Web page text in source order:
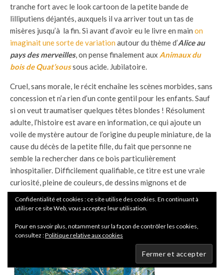
tranche fort avec le look cartoon de la petite bande de
lilliputiens déjantés, auxquels il va arriver tout un tas de
misères jusqu’à la fin. Si avant d’avoir eu le livre en main on
imaginait une sorte de variation autour du thème d’Alice au
pays des merveilles, on pense finalement aux Animaux du
bois de Quat’soussous acide. Jubilatoire.
Cruel, sans morale, le récit enchaîne les scènes morbides, sans
concession et n’a rien d’un conte gentil pour les enfants. Sauf
si on veut traumatiser quelques têtes blondes ! Résolument
adulte, l’histoire est avare en information, ce qui ajoute un
voile de mystère autour de l’origine du peuple miniature, de la
cause du décès de la petite fille, du fait que personne ne
semble la rechercher dans ce bois particulièrement
inhospitalier. Difficilement qualifiable, ce titre est une vraie
curiosité, pleine de couleurs, de dessins mignons et de
gentilles frimousses qui se promènent entre larves et chairs
putréfiées. Un incontournable de ce début d’année à ne
Confidentialité et cookies : ce site utilise des cookies. En continuant à
utiliser ce site Web, vous acceptez leur utilisation.
Pour en savoir plus, notamment sur la façon de contrôler les cookies,
consultez :Politique relative aux cookies